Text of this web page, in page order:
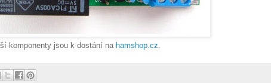
komponenty jsou k dostání na hamshop.cz.